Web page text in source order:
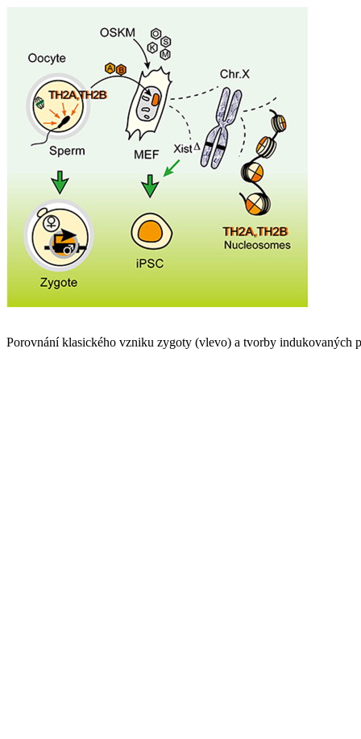
Porovnání klasického vzniku zygoty (vlevo) a tvorby